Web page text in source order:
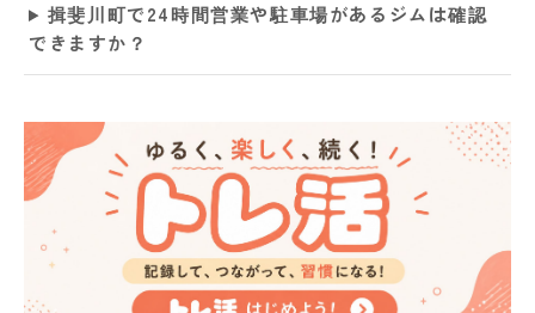
揖斐川町で24時間営業や駐車場があるジムは確認
できますか？